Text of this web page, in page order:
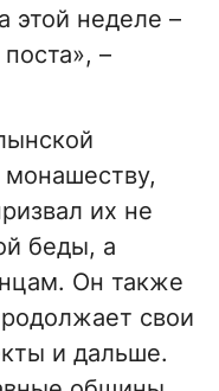
этой неделе –
–
их не
беды, а
Он также
свои
и дальше.